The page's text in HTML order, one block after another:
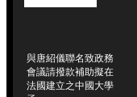
與唐紹儀聯名致政務
會議請撥款補助擬在
法國建立之中國大學